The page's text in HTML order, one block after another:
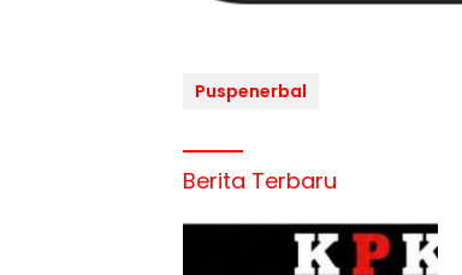
Puspenerbal
Berita Terbaru